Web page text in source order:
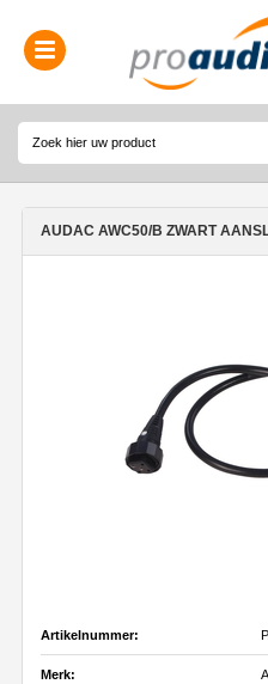
0314-364515
AUDAC AWC50/B ZWART
Artikelnummer:
Merk: